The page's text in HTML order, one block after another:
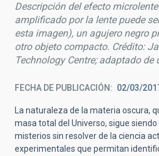
Descripción del efecto
amplificado por la lente puede
esta imagen), un agujero negro
otro objeto compacto. Crédito:
Technology Centre; adaptado de
FECHA DE PUBLICACIÓN 02/03/
La naturaleza de la materia oscura,
masa total del Universo, sigue
misterios sin resolver de la ciencia
experimentales que permitan